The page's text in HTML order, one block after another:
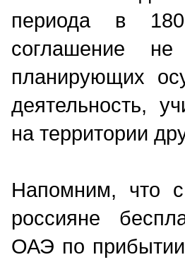
периода в
соглашение не
планирующих
деятельность,
на территории
Напомним, что
россияне
ОАЭ по